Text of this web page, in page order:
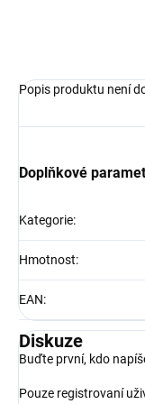
Popis produktu není
Doplňkové
Kategorie:
Hmotnost:
EAN:
Diskuze
Buďte první, kdo
Pouze registrovaní